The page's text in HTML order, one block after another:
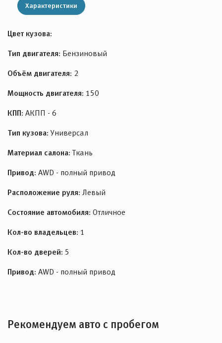
Характеристики
Цвет кузова:
Тип двигателя: Бензиновый
Объём двигателя: 2
Мощность двигателя: 150
КПП: АКПП - 6
Тип кузова: Универсал
Материал салона: Ткань
Привод: AWD - полный привод
Расположение руля: Левый
Состояние автомобиля: Отличное
Кол-во владельцев: 1
Кол-во дверей: 5
Привод: AWD - полный привод
Рекомендуем авто с пробегом